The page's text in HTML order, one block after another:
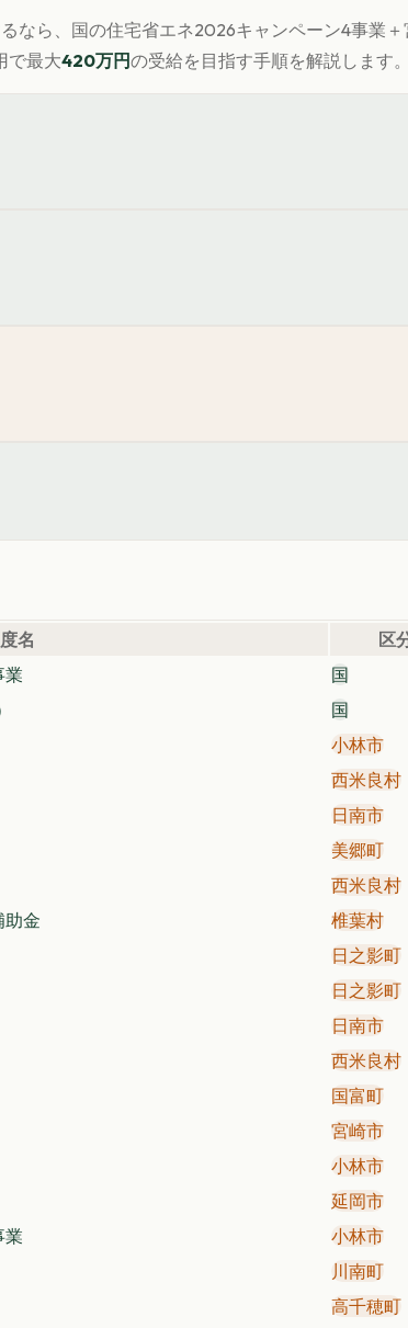
なら、国の住宅省エネ2026キャンペーン4事業＋
で最大420万円の受給を目指す手順を解説します。
名 区
業
国
国
小林市
西米良村
日南市
美郷町
西米良村
助金
椎葉村
日之影町
日之影町
日南市
西米良村
国富町
宮崎市
小林市
延岡市
業
小林市
川南町
高千穂町